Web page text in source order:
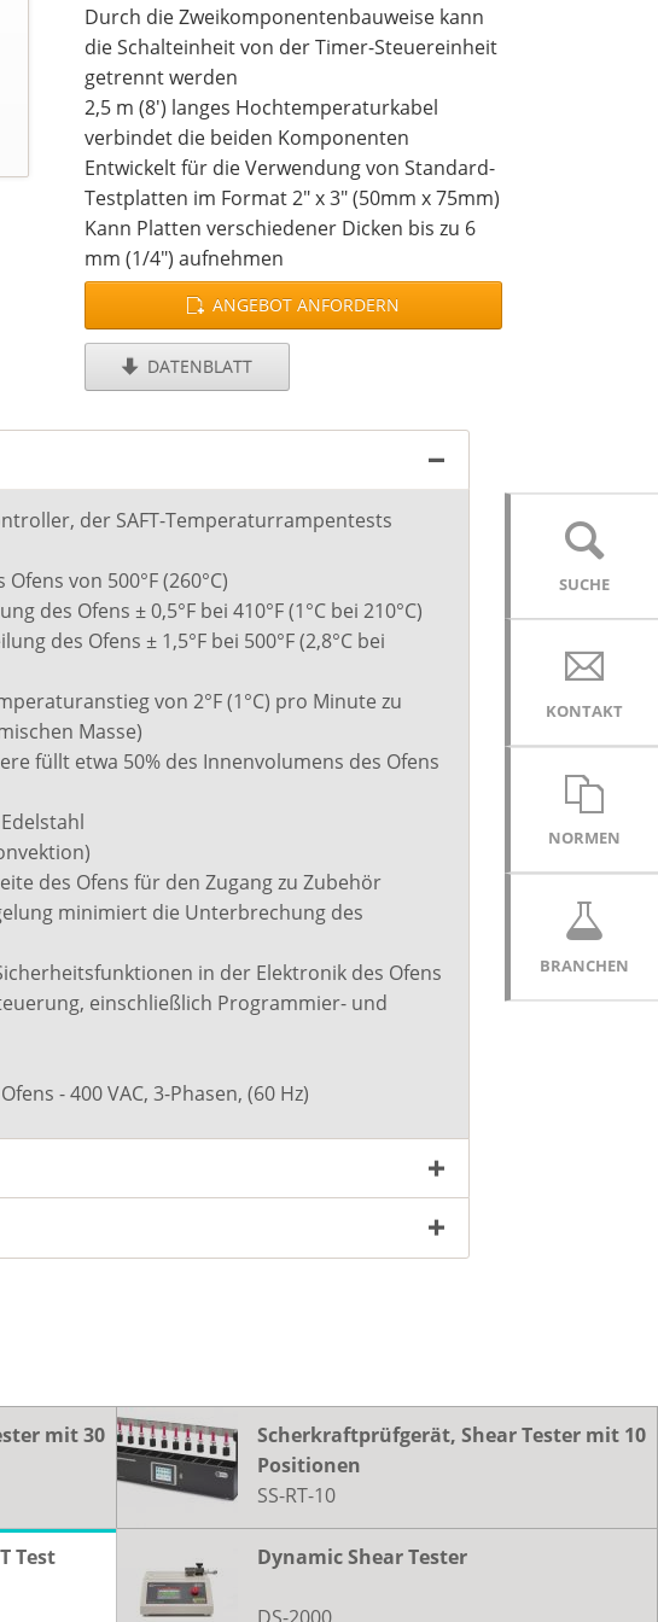
SUCHE
KONTAKT
NORMEN
BRANCHEN
Durch die Zweikomponentenbauweise kann
die Schalteinheit von der Timer-Steuereinheit
getrennt werden
2,5 m (8') langes Hochtemperaturkabel
verbindet die beiden Komponenten
Entwickelt für die Verwendung von Standard-
Testplatten im Format 2" x 3" (50mm x 75mm)
Kann Platten verschiedener Dicken bis zu 6
mm (1/4") aufnehmen
Mechanische Schalter können so kalibriert
werden, dass sie bei Gewichten von 100 bis
1.000 Gramm auslösen
Verstellbare Füße ermöglichen es dem
Das Plattengestell ist für die
Standardneigung von 178° nach hinten
Schertestmethoden vorgeschrieben wird.
Benutzer den Prüfwinkel leicht von 178° auf
90° ändern
Betriebstemperaturbereich des
Die Schere ist für Gewichte von 100 g bis 1000
g ausgelegt.
Für alle Gewichte, die größer als 1000 g sind,
Das größte Gewicht, das sicher mit dem
Scherenständer verwendet werden kann,
beträgt 3000 g.
Timer-Box
Leicht ablesbare 0,5" (1 cm) LCD-Timer-
Anzeige, die die Zeit in Schritten von 1/10
Betriebstemperaturbereich der Timerbox 32°
Die Timerbox hat eine universelle
Ofen
ANGEBOT ANFORDERN
DATENBLATT
der SAFT-Temperaturrampentests
von 500°F (260°C)
des Ofens ± 0,5°F bei 410°F (1°C bei 210°C)
des Ofens ± 1,5°F bei 500°F (2,8°C bei
von 2°F (1°C) pro Minute zu
Masse)
füllt etwa 50% des Innenvolumens des Ofens
des Ofens für den Zugang zu Zubehör
minimiert die Unterbrechung des
in der Elektronik des Ofens
einschließlich Programmier- und
- 400 VAC, 3-Phasen, (60 Hz)
mit 30
Scherkraftprüfgerät, Shear Tester mit 10
Positionen
SS-RT-10
Test Dynamic Shear Tester